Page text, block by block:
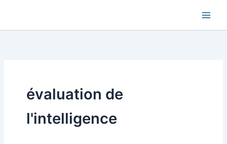
contenu
évaluation de
l'intelligence